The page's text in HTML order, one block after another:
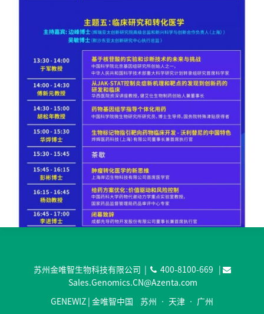
苏州金唯智生物科技有限公司 | 400-8100-669 |
Sales.Genomics.CN@Azenta.com
GENEWIZ | 金唯智中国 苏州 • 天津 • 广州